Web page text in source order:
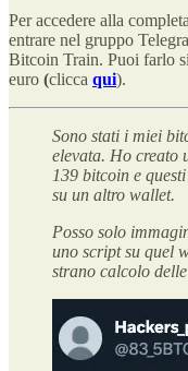
Per accedere alla completa
entrare nel gruppo
Bitcoin Train. Puoi farlo
euro (clicca qui).
Sono stati i miei
elevata. Ho creato
139 bitcoin e
su un altro wallet.
Posso solo
uno script su quel
strano calcolo